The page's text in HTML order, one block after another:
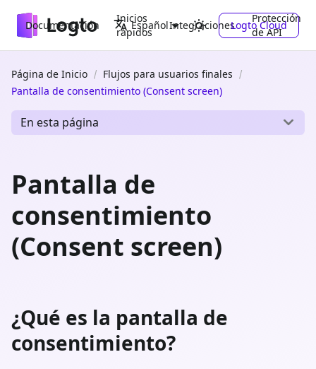
Documentación
Inicios
rápidos
Integraciones
Protección
de API
Español Logto Cloud
Página de Inicio
Flujos para usuarios finales
Pantalla de consentimiento (Consent screen)
En esta página
Pantalla de
consentimiento
(Consent screen)
¿Qué es la pantalla de
consentimiento?